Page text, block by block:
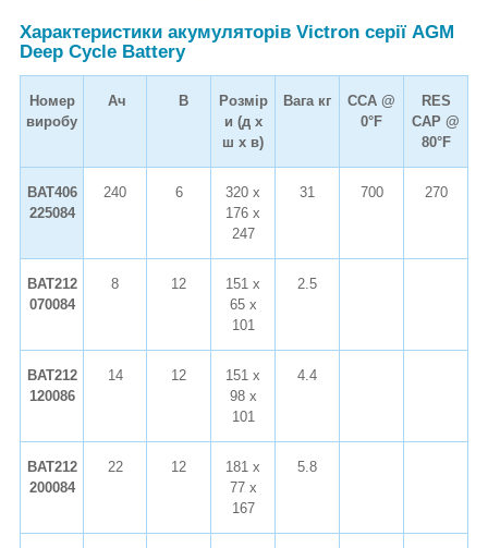
Характеристики акумуляторів Victron серії AGM
Deep Cycle Battery
Номер
виробу
Ач В
Розмір
и (д х
ш х в)
Вага кг
CCA @
0°F
RES
CAP @
80°F
BAT406
225084
240 6
320 x
176 x
247
31 700 270
BAT212
070084
8 12
151 x
65 x
101
2.5
BAT212
120086
14 12
151 x
98 x
101
4.4
BAT212
200084
22 12
181 x
77 x
167
5.8